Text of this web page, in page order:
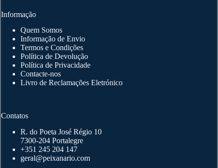
Informação
Quem Somos
Informação de Envio
Termos e Condições
Política de Devolução
Política de Privacidade
Contacte-nos
Livro de Reclamações Eletrónico
Contatos
R. do Poeta José Régio 10
7300-204 Portalegre
+351 245 204 147
geral@peixanario.com